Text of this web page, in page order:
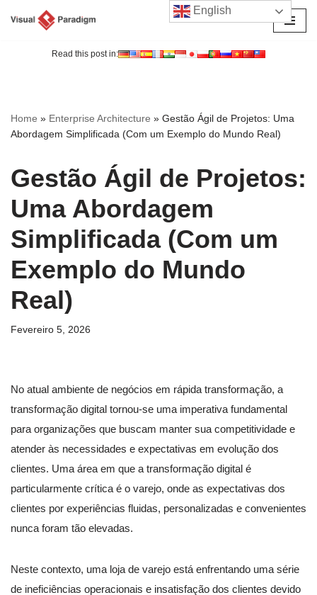
Read this post in:
Home » Enterprise Architecture » Gestão Ágil de Projetos: Uma
Abordagem Simplificada (Com um Exemplo do Mundo Real)
Gestão Ágil de Projetos:
Uma Abordagem
Simplificada (Com um
Exemplo do Mundo
Real)
Fevereiro 5, 2026
No atual ambiente de negócios em rápida transformação, a
transformação digital tornou-se uma imperativa fundamental
para organizações que buscam manter sua competitividade e
atender às necessidades e expectativas em evolução dos
clientes. Uma área em que a transformação digital é
particularmente crítica é o varejo, onde as expectativas dos
clientes por experiências fluidas, personalizadas e convenientes
nunca foram tão elevadas.
Neste contexto, uma loja de varejo está enfrentando uma série
de ineficiências operacionais e insatisfação dos clientes devido
English